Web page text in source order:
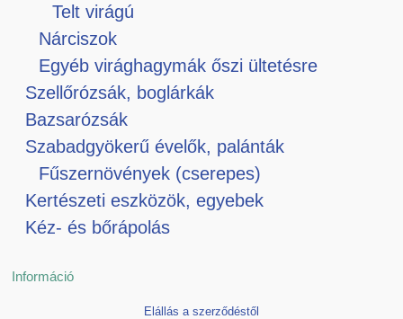
Telt virágú
Nárciszok
Egyéb virághagymák őszi ültetésre
Szellőrózsák, boglárkák
Bazsarózsák
Szabadgyökerű évelők, palánták
Fűszernövények (cserepes)
Kertészeti eszközök, egyebek
Kéz- és bőrápolás
Információ
Elállás a szerződéstől